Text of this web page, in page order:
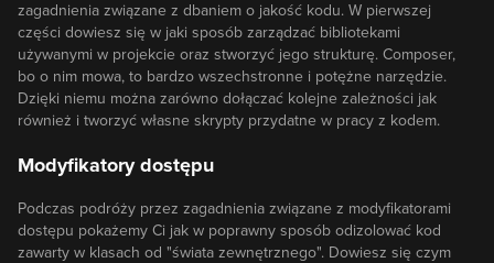
zagadnienia związane z dbaniem o jakość kodu. W pierwszej
części dowiesz się w jaki sposób zarządzać bibliotekami
używanymi w projekcie oraz stworzyć jego strukturę. Composer,
bo o nim mowa, to bardzo wszechstronne i potężne narzędzie.
Dzięki niemu można zarówno dołączać kolejne zależności jak
również i tworzyć własne skrypty przydatne w pracy z kodem.
Modyfikatory dostępu
Podczas podróży przez zagadnienia związane z modyfikatorami
dostępu pokażemy Ci jak w poprawny sposób odizolować kod
zawarty w klasach od "świata zewnętrznego". Dowiesz się czym